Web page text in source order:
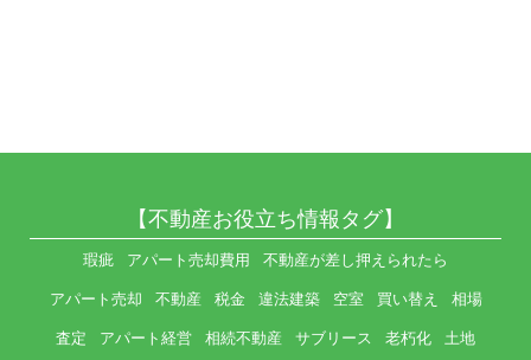
【不動産お役立ち情報タグ】
瑕疵 アパート売却費用 不動産が差し押えられたら
アパート売却 不動産 税金 違法建築 空室 買い替え 相場
査定 アパート経営 相続不動産 サブリース 老朽化 土地